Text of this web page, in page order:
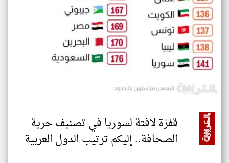
قفزة لافتة لسوريا في تصنيف حرية
الصحافة.. إليكم ترتيب الدول العربية